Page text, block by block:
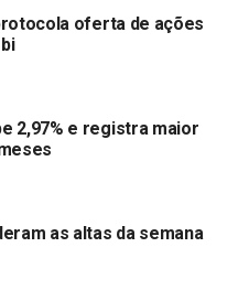
Email
renovar desoneração
do setor
venda da
oferta de ações
2,97% e registra maior
as altas da semana